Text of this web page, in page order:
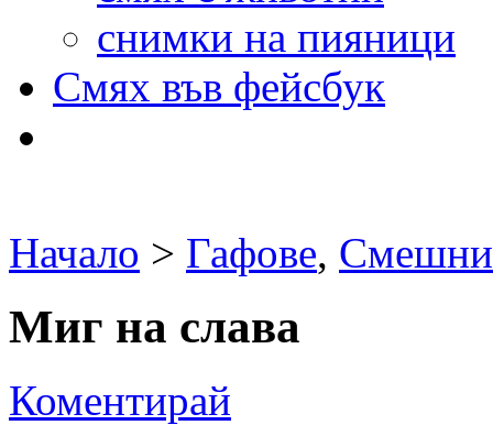
снимки на пияници
Смях във фейсбук
Начало > Гафове,
Миг на слава
Коментирай